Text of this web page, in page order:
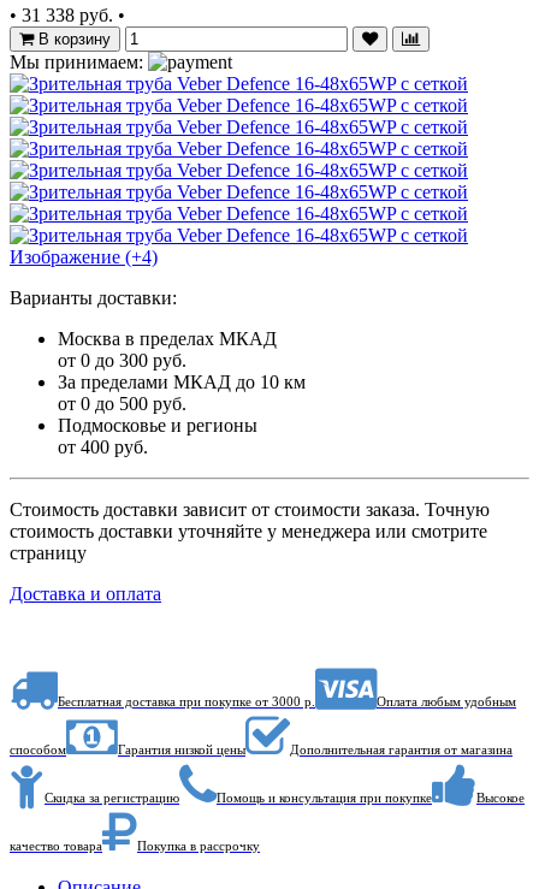
• 31 338 руб. •
В корзину
Мы принимаем:
Изображение (+4)
Варианты доставки:
Москва в пределах МКАД
от 0 до 300 руб.
За пределами МКАД до 10 км
от 0 до 500 руб.
Подмосковье и регионы
от 400 руб.
Стоимость доставки зависит от стоимости заказа. Точную
стоимость доставки уточняйте у менеджера или смотрите
страницу
Доставка и оплата
Бесплатная доставка при покупке от 3000 р. Оплата любым удобным
способом Гарантия низкой цены Дополнительная гарантия от магазина
Скидка за регистрацию Помощь и консультация при покупке Высокое
качество товара Покупка в рассрочку